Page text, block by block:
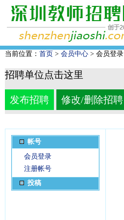
当前位置： 首页 > 会员中心 > 会员登录
招聘单位点击这里
发布招聘 修改/删除招聘
帐号
会员登录
注册帐号
投稿